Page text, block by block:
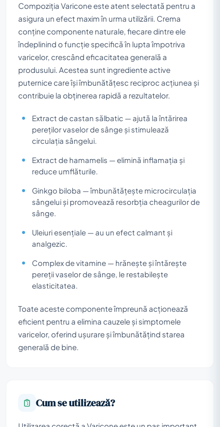
Compoziția Varicone este atent selectată pentru a
asigura un efect maxim în urma utilizării. Crema
conține componente naturale, fiecare dintre ele
îndeplinind o funcție specifică în lupta împotriva
varicelor, crescând eficacitatea generală a
produsului. Acestea sunt ingrediente active
puternice care își îmbunătățesc reciproc acțiunea și
contribuie la obținerea rapidă a rezultatelor.
Extract de castan sălbatic — ajută la întărirea
pereților vaselor de sânge și stimulează
circulația sângelui.
Extract de hamamelis — elimină inflamația și
reduce umflăturile.
Ginkgo biloba — îmbunătățește microcirculația
sângelui și promovează resorbția cheagurilor de
sânge.
Uleiuri esențiale — au un efect calmant și
analgezic.
Complex de vitamine — hrănește și întărește
pereții vaselor de sânge, le restabilește
elasticitatea.
Toate aceste componente împreună acționează
eficient pentru a elimina cauzele și simptomele
varicelor, oferind ușurare și îmbunătățind starea
generală de bine.
Cum se utilizează?